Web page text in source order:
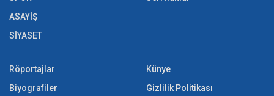
ASAYİŞ
SİYASET
Röportajlar
Biyografiler
Künye
Gizlilik Politikası